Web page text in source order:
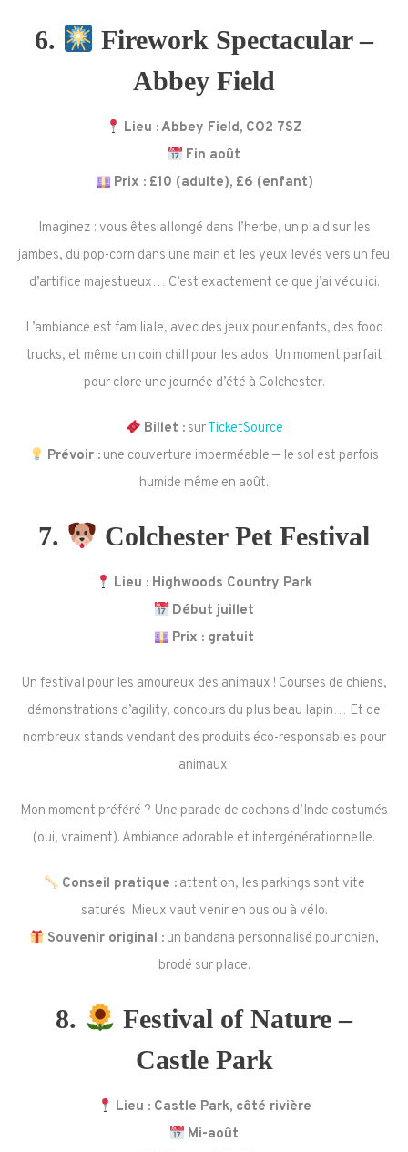
6.
Firework Spectacular –
Abbey Field
Lieu : Abbey Field, CO2 7SZ
Fin août
Prix : £10 (adulte), £6 (enfant)
Imaginez : vous êtes allongé dans l’herbe, un plaid sur les
jambes, du pop-corn dans une main et les yeux levés vers un feu
d’artifice majestueux… C’est exactement ce que j’ai vécu ici.
L’ambiance est familiale, avec des jeux pour enfants, des food
trucks, et même un coin chill pour les ados. Un moment parfait
pour clore une journée d’été à Colchester.
Billet :sur TicketSource
Prévoir : une couverture imperméable — le sol est parfois
humide même en août.
7. Colchester Pet Festival
Lieu : Highwoods Country Park
Début juillet
Prix : gratuit
Un festival pour les amoureux des animaux ! Courses de chiens,
démonstrations d’agility, concours du plus beau lapin… Et de
nombreux stands vendant des produits éco-responsables pour
animaux.
Mon moment préféré ? Une parade de cochons d’Inde costumés
(oui, vraiment). Ambiance adorable et intergénérationnelle.
Conseil pratique :attention, les parkings sont vite
saturés. Mieux vaut venir en bus ou à vélo.
Souvenir original : un bandana personnalisé pour chien,
brodé sur place.
8.
Festival of Nature –
Castle Park
Lieu : Castle Park, côté rivière
Mi-août